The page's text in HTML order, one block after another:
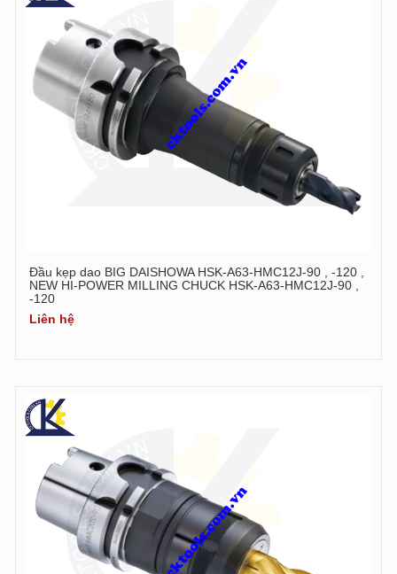
Đầu kẹp dao BIG DAISHOWA HSK-A63-HMC12J-90 , -120 ,
NEW HI-POWER MILLING CHUCK HSK-A63-HMC12J-90 ,
-120
Liên hệ